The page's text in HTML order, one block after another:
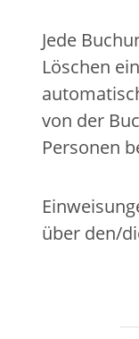
Jede
Löschen
von der
Personen
über den/